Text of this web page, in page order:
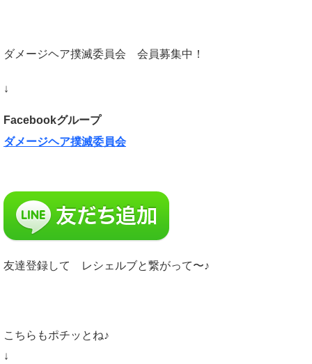
ダメージヘア撲滅委員会 会員募集中！
↓
Facebookグループ
ダメージヘア撲滅委員会
友達登録して レシェルブと繋がって〜♪
こちらもポチッとね♪
↓